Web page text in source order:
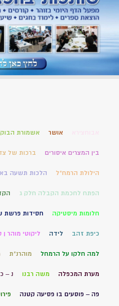
אושר אשמורת
בין המצרים איסורים ברכות של
הילולת הרמח"ל הלכות תשעה
הפתח לחכמת הקבלה חלק ג
חלומות מיסטיקה חסידות פרשת
כיפת זהב לידה ליקוטי מוהר ן
למה חלקו על הרמחל מוהרנ”ת
מערת המכפלה משה רבנו נ –
פה – פוסעים בו פסיעה קטנה